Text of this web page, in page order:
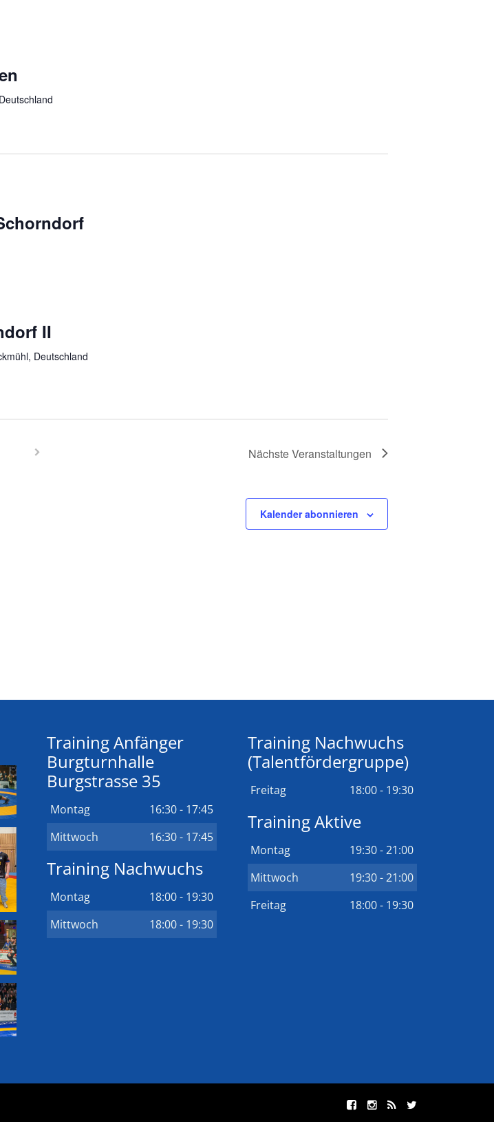
II
Deutschland
NächsteVeranstaltungen
Kalender abonnieren
Training Anfänger
Burgturnhalle
Burgstrasse 35
Montag
16:30 - 17:45
Mittwoch
16:30 - 17:45
Training Nachwuchs
Montag
18:00 - 19:30
Mittwoch
18:00 - 19:30
Training Nachwuchs
(Talentfördergruppe)
Freitag 18:00 - 19:30
Training Aktive
Montag
19:30 - 21:00
Mittwoch
19:30 - 21:00
Freitag
18:00 - 19:30